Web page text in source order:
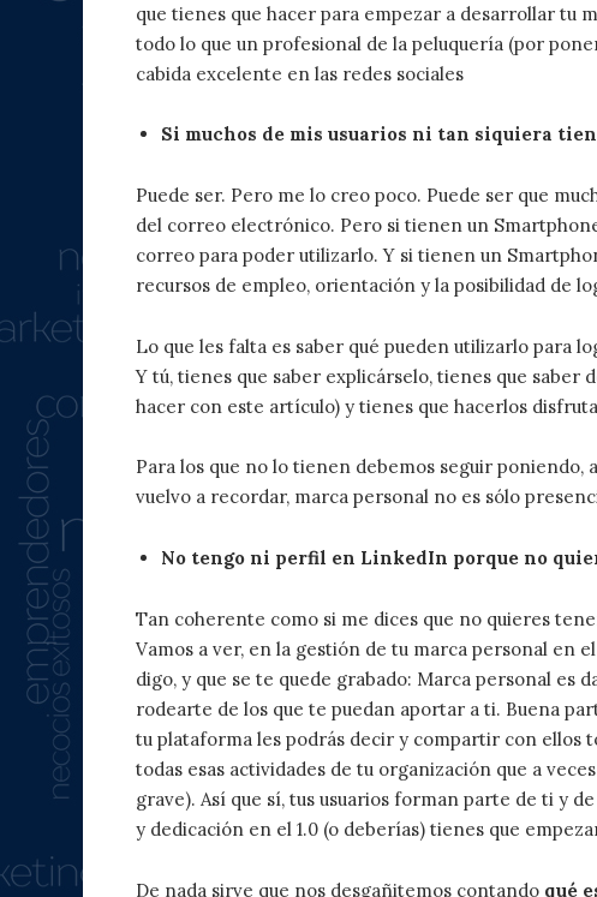
que tienes que hacer para empezar a desarrollar tu
todo lo que un profesional de la peluquería (por
cabida excelente en las redes sociales
Si muchos de mis usuarios ni tan siquiera
Puede ser. Pero me lo creo poco. Puede ser que
del correo electrónico. Pero si tienen un
correo para poder utilizarlo. Y si tienen un
recursos de empleo, orientación y la posibilidad de
Lo que les falta es saber qué pueden utilizarlo para
Y tú, tienes que saber explicárselo, tienes que
hacer con este artículo) y tienes que hacerlos
Para los que no lo tienen debemos seguir poniendo,
vuelvo a recordar, marca personal no es sólo
No tengo ni perfil en LinkedIn porque no
Tan coherente como si me dices que no quieres
Vamos a ver, en la gestión de tu marca personal en
digo, y que se te quede grabado: Marca personal es
rodearte de los que te puedan aportar a ti. Buena
tu plataforma les podrás decir y compartir con ellos
todas esas actividades de tu organización que a
grave). Así que sí, tus usuarios forman parte de ti y
y dedicación en el 1.0 (o deberías) tienes que
De nada sirve que nos desgañitemos contando qué